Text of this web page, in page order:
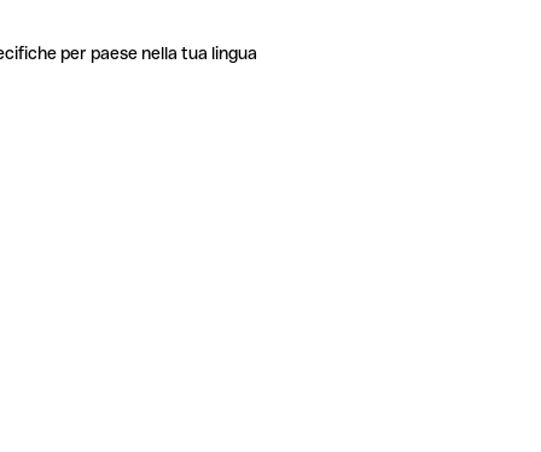
per paese nella tua lingua